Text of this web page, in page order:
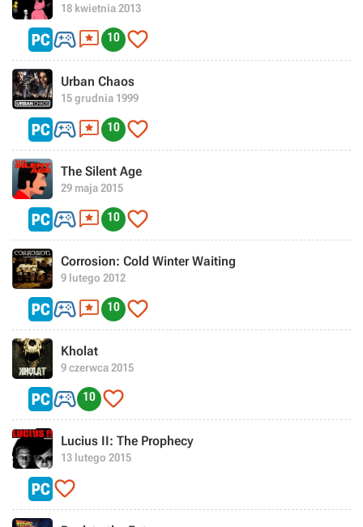
18 kwietnia 2013
 10 
Urban Chaos
15 grudnia 1999
 10 
The Silent Age
29 maja 2015
 10 
Corrosion: Cold Winter Waiting
9 lutego 2012
 10 
Kholat
9 czerwca 2015
 10 
Lucius II: The Prophecy
13 lutego 2015
